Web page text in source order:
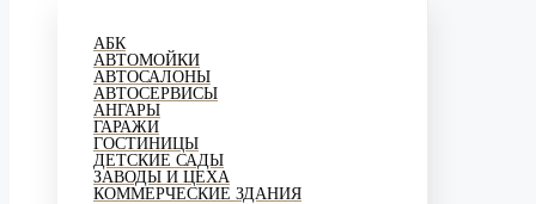
АБК
АВТОМОЙКИ
АВТОСАЛОНЫ
АВТОСЕРВИСЫ
АНГАРЫ
ГАРАЖИ
ГОСТИНИЦЫ
ДЕТСКИЕ САДЫ
ЗАВОДЫ И ЦЕХА
КОММЕРЧЕСКИЕ ЗДАНИЯ